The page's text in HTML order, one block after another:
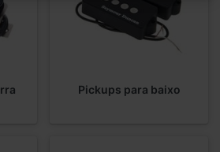
Pickups para baixo